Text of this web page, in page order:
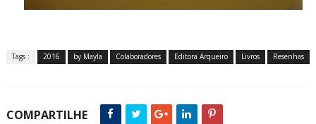
Tags : 2016 by Mayla Colaboradores Editora Arqueiro Livros Resenhas
COMPARTILHE